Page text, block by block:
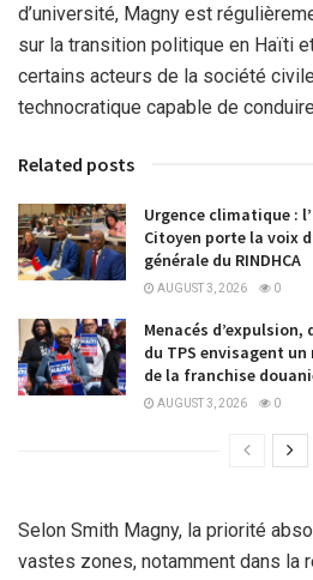
d’université, Magny est
sur la transition politique en Haïti
certains acteurs de la société
technocratique capable de
Related posts
Urgence climatique :
Citoyen porte la voix
générale du RINDHCA
AUGUST 3, 2026 0
Menacés
du TPS envisagent
de la franchise
AUGUST 3, 2026 0
Selon Smith Magny, la priorité
vastes zones, notamment dans la